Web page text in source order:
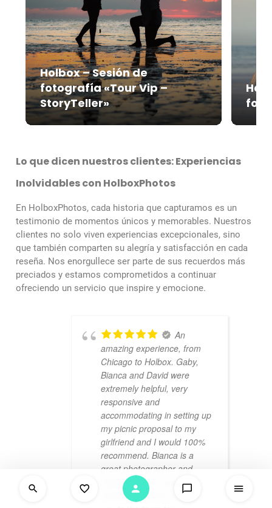
Holbox – Sesión de
fotografía «Tour Vip –
StoryTeller»
Lo que dicen nuestros clientes: Experiencias
Inolvidables con HolboxPhotos
En HolboxPhotos, cada historia que capturamos es un
testimonio de momentos únicos y memorables. Nuestros
clientes no solo viven experiencias excepcionales, sino
que también comparten su alegría y satisfacción en cada
reseña. Nos enorgullece ser parte de sus recuerdos más
preciados y estamos comprometidos a continuar
ofreciendo un servicio que inspire y emocione.
An
amazing experience, from
Chicago to Holbox. Gaby,
Bianca and David were
extremely helpful, very
responsive and
accommodating in setting up
my picnic proposal to my
girlfriend and I would 100%
recommend. Bianca is a
great photographer and
helped capture every
priceless moment. Thank